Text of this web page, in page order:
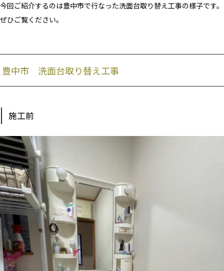
今回ご紹介するのは豊中市で行なった洗面台取り替え工事の様子です。
ぜひご覧ください。
豊中市 洗面台取り替え工事
施工前